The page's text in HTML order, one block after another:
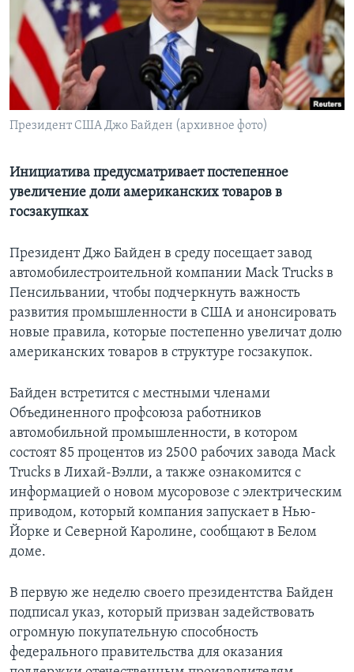
Learning English
СОЦИАЛЬНЫЕ СЕТИ
Президент США Джо Байден (архивное фото)
Инициатива предусматривает постепенное
увеличение доли американских товаров в
госзакупках
Президент Джо Байден в среду посещает завод
автомобилестроительной компании Mack Trucks в
Пенсильвании, чтобы подчеркнуть важность
развития промышленности в США и анонсировать
новые правила, которые постепенно увеличат долю
американских товаров в структуре госзакупок.
Байден встретится с местными членами
Объединенного профсоюза работников
автомобильной промышленности, в котором
состоят 85 процентов из 2500 рабочих завода Mack
Trucks в Лихай-Вэлли, а также ознакомится с
информацией о новом мусоровозе с электрическим
приводом, который компания запускает в Нью-
Йорке и Северной Каролине, сообщают в Белом
доме.
В первую же неделю своего президентства Байден
подписал указ, который призван задействовать
огромную покупательную способность
федерального правительства для оказания